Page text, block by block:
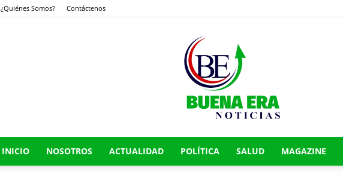
¿Quiénes Somos? Contáctenos
Buena
INICIO NOSOTROS ACTUALIDAD POLÍTICA SALUD MAGAZINE